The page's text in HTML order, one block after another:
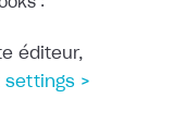
:
éditeur,
settings >